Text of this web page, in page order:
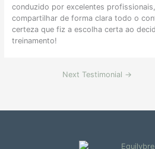
conduzido por excelentes
compartilhar de forma clara todo o
certeza que fiz a escolha certa ao
treinamento!
Next Testimonial →